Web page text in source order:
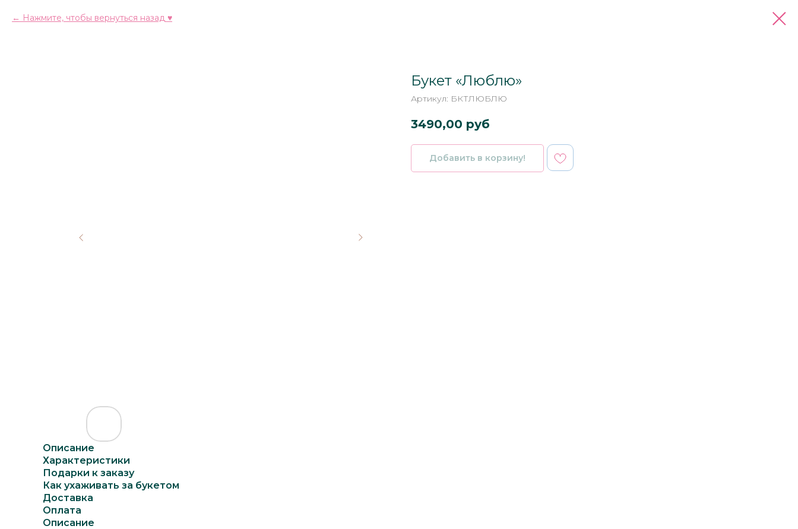
Нажмите, чтобы вернуться назад ♥
Букет «Люблю»
Артикул: БКТЛЮБЛЮ
3490,00 руб
Добавить в корзину!
Описание
Характеристики
Подарки к заказу
Как ухаживать за букетом
Доставка
Оплата
Описание